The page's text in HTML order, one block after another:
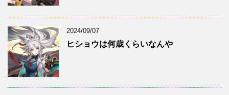
2024/09/07
ヒショウは何歳くらいなんや